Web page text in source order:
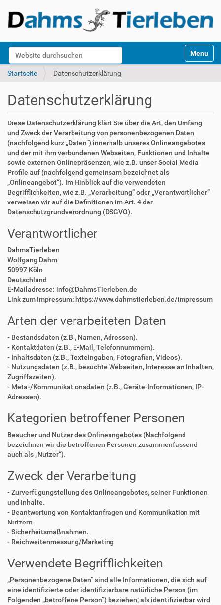
Website durchsuchen
k
Toggle
Startseite Datenschutzerklärung
Datenschutzerklärung
Diese Datenschutzerklärung klärt Sie über die Art, den Umfang
und Zweck der Verarbeitung von personenbezogenen Daten
(nachfolgend kurz „Daten“) innerhalb unseres Onlineangebotes
und der mit ihm verbundenen Webseiten, Funktionen und Inhalte
sowie externen Onlinepräsenzen, wie z.B. unser Social Media
Profile auf (nachfolgend gemeinsam bezeichnet als
„Onlineangebot“). Im Hinblick auf die verwendeten
Begrifflichkeiten, wie z.B. „Verarbeitung“ oder „Verantwortlicher“
verweisen wir auf die Definitionen im Art. 4 der
Datenschutzgrundverordnung (DSGVO).
Verantwortlicher
DahmsTierleben
Wolfgang Dahm
50997 Köln
Deutschland
E-Mailadresse: info@DahmsTierleben.de
Link zum Impressum: https://www.dahmstierleben.de/impressum
Arten der verarbeiteten Daten
- Bestandsdaten (z.B., Namen, Adressen).
- Kontaktdaten (z.B., E-Mail, Telefonnummern).
- Inhaltsdaten (z.B., Texteingaben, Fotografien, Videos).
- Nutzungsdaten (z.B., besuchte Webseiten, Interesse an Inhalten,
Zugriffszeiten).
- Meta-/Kommunikationsdaten (z.B., Geräte-Informationen, IP-
Adressen).
Kategorien betroffener Personen
Besucher und Nutzer des Onlineangebotes (Nachfolgend
bezeichnen wir die betroffenen Personen zusammenfassend
auch als „Nutzer“).
Zweck der Verarbeitung
- Zurverfügungstellung des Onlineangebotes, seiner Funktionen
und Inhalte.
- Beantwortung von Kontaktanfragen und Kommunikation mit
Nutzern.
- Sicherheitsmaßnahmen.
- Reichweitenmessung/Marketing
Verwendete Begrifflichkeiten
„Personenbezogene Daten“ sind alle Informationen, die sich auf
eine identifizierte oder identifizierbare natürliche Person (im
Folgenden „betroffene Person“) beziehen; als identifizierbar wird